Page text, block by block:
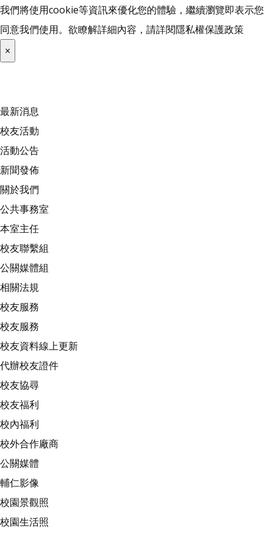
我們將使用cookie等資訊來優化您的體驗，繼續瀏覽即表示您
同意我們使用。欲瞭解詳細內容，請詳閱隱私權保護政策
×
最新消息
校友活動
活動公告
新聞發佈
關於我們
公共事務室
本室主任
校友聯繫組
公關媒體組
相關法規
校友服務
校友服務
校友資料線上更新
代辦校友證件
校友協尋
校友福利
校內福利
校外合作廠商
公關媒體
輔仁影像
校園景觀照
校園生活照